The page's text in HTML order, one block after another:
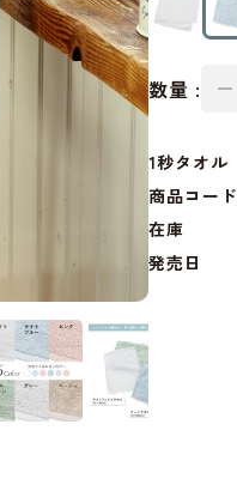
数量 :
1秒タオル
商品コード
在庫
発売日